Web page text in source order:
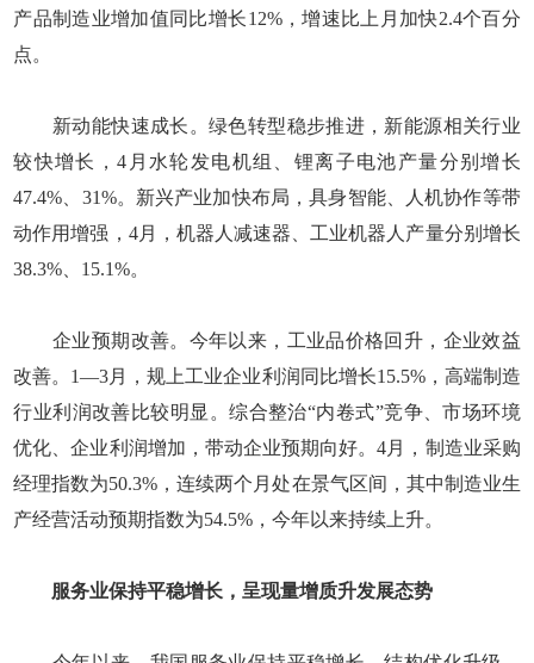
产品制造业增加值同比增长12%，增速比上月加快2.4个百分
点。
新动能快速成长。绿色转型稳步推进，新能源相关行业
较快增长，4月水轮发电机组、锂离子电池产量分别增长
47.4%、31%。新兴产业加快布局，具身智能、人机协作等带
动作用增强，4月，机器人减速器、工业机器人产量分别增长
38.3%、15.1%。
企业预期改善。今年以来，工业品价格回升，企业效益
改善。1—3月，规上工业企业利润同比增长15.5%，高端制造
行业利润改善比较明显。综合整治“内卷式”竞争、市场环境
优化、企业利润增加，带动企业预期向好。4月，制造业采购
经理指数为50.3%，连续两个月处在景气区间，其中制造业生
产经营活动预期指数为54.5%，今年以来持续上升。
服务业保持平稳增长，呈现量增质升发展态势